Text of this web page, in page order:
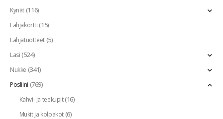
Kynät(116)
Lahjakortti(15)
Lahjatuotteet(5)
Lasi(524)
Nukke (341)
Posliini (769)
Kahvi- ja teekupit(16)
Mukit ja kolpakot(6)